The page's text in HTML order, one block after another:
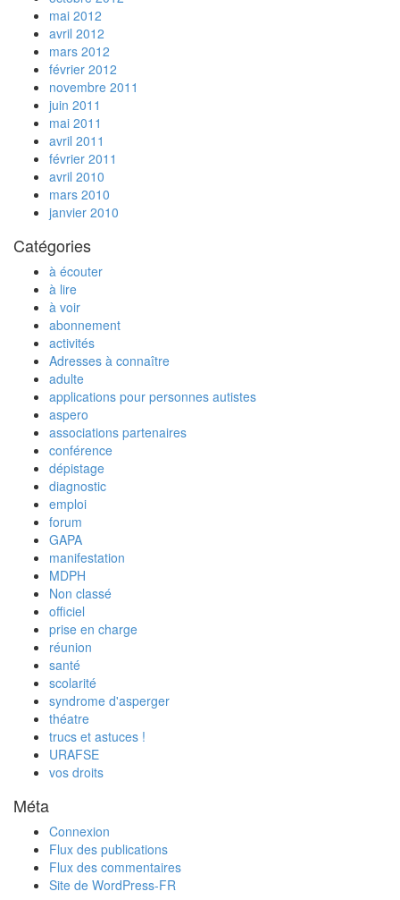
mai 2012
avril 2012
mars 2012
février 2012
novembre 2011
juin 2011
mai 2011
avril 2011
février 2011
avril 2010
mars 2010
janvier 2010
Catégories
à écouter
à lire
à voir
abonnement
activités
Adresses à connaître
adulte
applications pour personnes autistes
aspero
associations partenaires
conférence
dépistage
diagnostic
emploi
forum
GAPA
manifestation
MDPH
Non classé
officiel
prise en charge
réunion
santé
scolarité
syndrome d'asperger
théatre
trucs et astuces !
URAFSE
vos droits
Méta
Connexion
Flux des publications
Flux des commentaires
Site de WordPress-FR